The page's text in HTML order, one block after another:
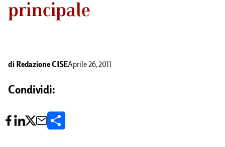
principale
di Redazione CISEAprile 26, 2011
Condividi: